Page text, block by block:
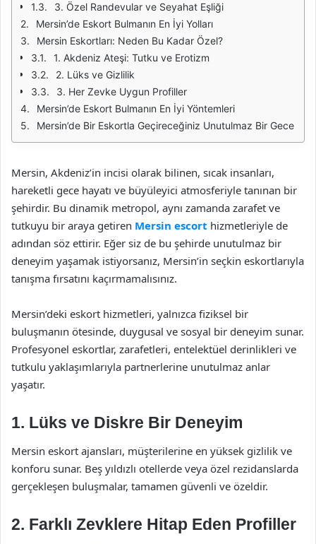
3. Özel Randevular ve Seyahat Eşliği
Mersin’de Eskort Bulmanın En İyi Yolları
Mersin Eskortları: Neden Bu Kadar Özel?
1. Akdeniz Ateşi: Tutku ve Erotizm
2. Lüks ve Gizlilik
3. Her Zevke Uygun Profiller
Mersin’de Eskort Bulmanın En İyi Yöntemleri
Mersin’de Bir Eskortla Geçireceğiniz Unutulmaz Bir Gece
Mersin, Akdeniz’in incisi olarak bilinen, sıcak insanları,
hareketli gece hayatı ve büyüleyici atmosferiyle tanınan bir
şehirdir. Bu dinamik metropol, aynı zamanda zarafet ve
tutkuyu bir araya getiren Mersin escort hizmetleriyle de
adından söz ettirir. Eğer siz de bu şehirde unutulmaz bir
deneyim yaşamak istiyorsanız, Mersin’in seçkin eskortlarıyla
tanışma fırsatını kaçırmamalısınız.
Mersin’deki eskort hizmetleri, yalnızca fiziksel bir
buluşmanın ötesinde, duygusal ve sosyal bir deneyim sunar.
Profesyonel eskortlar, zarafetleri, entelektüel derinlikleri ve
tutkulu yaklaşımlarıyla partnerlerine unutulmaz anlar
yaşatır.
1. Lüks ve Diskre Bir Deneyim
Mersin eskort ajansları, müşterilerine en yüksek gizlilik ve
konforu sunar. Beş yıldızlı otellerde veya özel rezidanslarda
gerçekleşen buluşmalar, tamamen güvenli ve özeldir.
2. Farklı Zevklere Hitap Eden Profiller